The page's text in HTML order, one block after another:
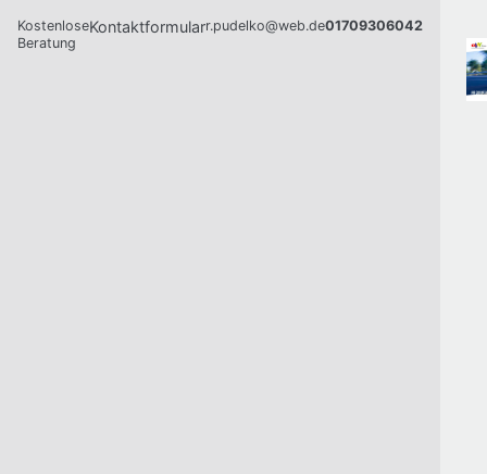
Kostenlose
Beratung
Kontaktformularr.pudelko@web.de01709306042